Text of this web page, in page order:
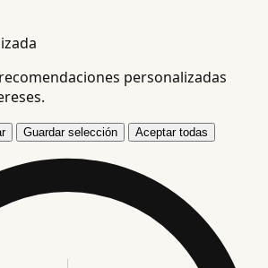
personalizadas
Guardar selección Aceptar todas